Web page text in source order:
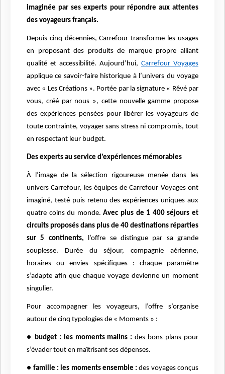
imaginée par ses experts pour répondre aux attentes
des voyageurs français.
Depuis cinq décennies, Carrefour transforme les usages
en proposant des produits de marque propre alliant
qualité et accessibilité. Aujourd’hui, Carrefour Voyages
applique ce savoir-faire historique à l’univers du voyage
avec « Les Créations ». Portée par la signature « Rêvé par
vous, créé par nous », cette nouvelle gamme propose
des expériences pensées pour libérer les voyageurs de
toute contrainte, voyager sans stress ni compromis, tout
en respectant leur budget.
Des experts au service d’expériences mémorables
À l’image de la sélection rigoureuse menée dans les
univers Carrefour, les équipes de Carrefour Voyages ont
imaginé, testé puis retenu des expériences uniques aux
quatre coins du monde.Avec plus de 1 400 séjours et
circuits proposés dans plus de 40 destinations réparties
sur 5 continents, l’offre se distingue par sa grande
souplesse. Durée du séjour, compagnie aérienne,
horaires ou envies spécifiques : chaque paramètre
s’adapte afin que chaque voyage devienne un moment
singulier.
Pour accompagner les voyageurs, l’offre s’organise
autour de cinq typologies de « Moments » :
● budget : les moments malins : des bons plans pour
s’évader tout en maîtrisant ses dépenses.
● famille : les moments ensemble : des voyages conçus